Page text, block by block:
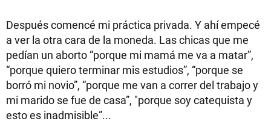
Después comencé mi práctica privada. Y ahí empecé
a ver la otra cara de la moneda. Las chicas que me
pedían un aborto “porque mi mamá me va a matar”,
“porque quiero terminar mis estudios”, “porque se
borró mi novio”, “porque me van a correr del trabajo y
mi marido se fue de casa”, "porque soy catequista y
esto es inadmisible”...